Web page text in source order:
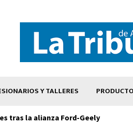
Y TALLERES PRODUCTO
tras la alianza Ford-Geely